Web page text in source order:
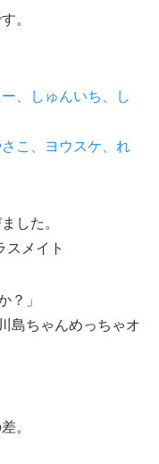
。
、しゅんいち、し
こ、ヨウスケ、れ
した。
メイト
？」
島ちゃんめっちゃオ
。